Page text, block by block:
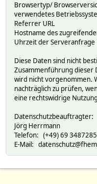
Browsertyp/
verwendetes
Referrer URL
Hostname des
Uhrzeit der Serveranfrage
Diese Daten sind nicht
Zusammenführung dieser
wird nicht vorgenommen.
nachträglich zu prüfen,
eine rechtswidrige
Datenschutzbeauftragter:
Jörg Herrmann
Telefon: (+49) 69
E-Mail: